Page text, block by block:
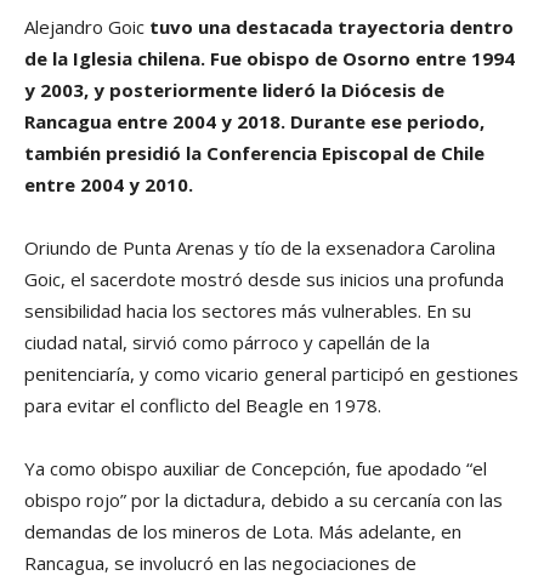
Alejandro Goic tuvo una destacada trayectoria dentro
de la Iglesia chilena. Fue obispo de Osorno entre 1994
y 2003, y posteriormente lideró la Diócesis de
Rancagua entre 2004 y 2018. Durante ese periodo,
también presidió la Conferencia Episcopal de Chile
entre 2004 y 2010.
Oriundo de Punta Arenas y tío de la exsenadora Carolina
Goic, el sacerdote mostró desde sus inicios una profunda
sensibilidad hacia los sectores más vulnerables. En su
ciudad natal, sirvió como párroco y capellán de la
penitenciaría, y como vicario general participó en gestiones
para evitar el conflicto del Beagle en 1978.
Ya como obispo auxiliar de Concepción, fue apodado “el
obispo rojo” por la dictadura, debido a su cercanía con las
demandas de los mineros de Lota. Más adelante, en
Rancagua, se involucró en las negociaciones de